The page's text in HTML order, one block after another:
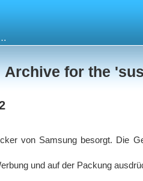
Archive for the
von Samsung besorgt. Die
und auf der Packung